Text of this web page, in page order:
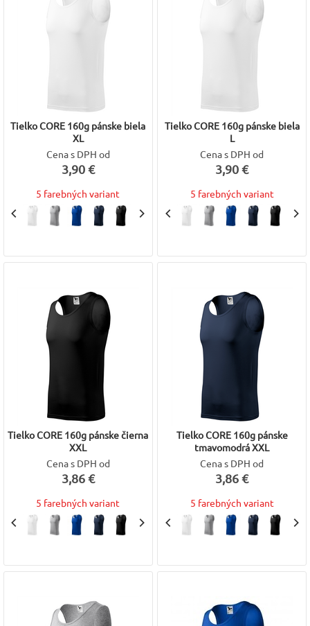
Tielko CORE 160g pánske biela
XL
Cena s DPH od
3,90 €
5 farebných variant
Tielko CORE 160g pánske biela
L
Cena s DPH od
3,90 €
5 farebných variant
Tielko CORE 160g pánske čierna
XXL
Cena s DPH od
3,86 €
5 farebných variant
Tielko CORE 160g pánske
tmavomodrá XXL
Cena s DPH od
3,86 €
5 farebných variant